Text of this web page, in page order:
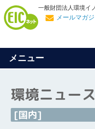
一般財団法人環境イ
メールマガ
メニュー
環境ニュース
[国内]